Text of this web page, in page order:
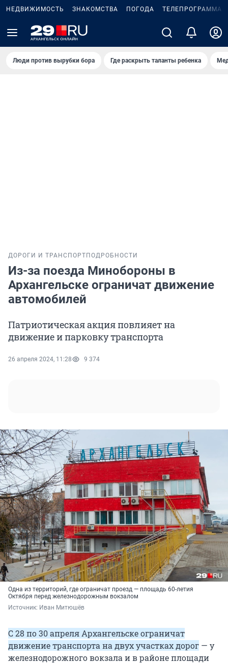
НЕДВИЖИМОСТЬ ЗНАКОМСТВА ПОГОДА ТЕЛЕПРОГРАММА
Люди против вырубки бора Где раскрыть таланты ребенка
ДОРОГИ И ТРАНСПОРТ ПОДРОБНОСТИ
Из-за поезда Минобороны в
Архангельске ограничат движение
автомобилей
Патриотическая акция повлияет на
движение и парковку транспорта
26 апреля 2024, 11:28 9 374
Одна из территорий, где ограничат проезд — площадь 60-летия
Октября перед железнодорожным вокзалом
Источник: Иван Митюшёв
С 28 по 30 апреля Архангельске ограничат
движение транспорта на двух участках дорог — у
железнодорожного вокзала и в районе площади